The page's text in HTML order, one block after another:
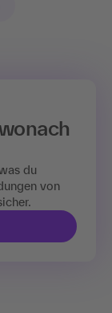
du
von